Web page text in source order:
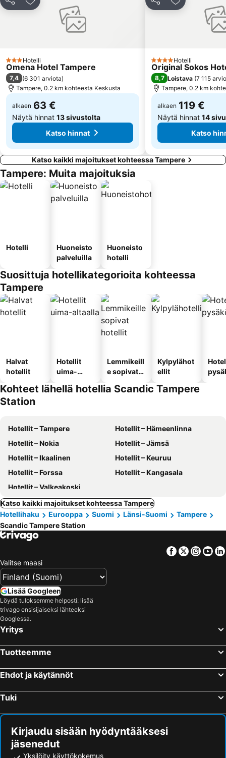
GARDEN AND HOBBY
Euromining
ASTA-CONSTRUCTOR
Jaa Lisää suosikkeihin
3 Tähtiluokitus
Hotelli
Omena Hotel Tampere
7,4 (6 301 arviota)
Tampere, 0.2 km kohteesta Keskusta
alkaen 63 €
Näytä hinnat 13 sivustolta
Katso hinnat
Jaa Lisää
4 Tähtiluokitus
Hotelli
Original Sokos
8,7 Loistava (7 115
Tampere, 0.2 km
alkaen 119 €
Näytä hinnat 14
Katso
Katso kaikki majoitukset kohteessa Tampere
Tampere: Muita majoituksia
Hotelli
Huoneisto
palveluilla
Huoneisto
hotelli
Suosittuja hotellikategorioita kohteessa
Tampere
Halvat
hotellit
Hotellit
uima-
Lemmikeill
e sopivat
Kylpylähot
ellit
Kohteet lähellä hotellia Scandic Tampere
Station
Hotellit – Tampere
Hotellit – Hämeenlinna
Hotellit – Nokia
Hotellit – Jämsä
Hotellit – Ikaalinen
Hotellit – Keuruu
Hotellit – Forssa
Hotellit – Kangasala
Hotellit – Valkeakoski
Katso kaikki majoitukset kohteessa Tampere
Hotellihaku
Eurooppa Suomi Länsi-Suomi
Tampere
Scandic Tampere Station
Facebook
Twitter
Valitse maasi
Lisää Googleen
Löydä tuloksemme helposti: lisää
trivago ensisijaiseksi lähteeksi
Googlessa.
Yritys
Tuotteemme
Ehdot ja käytännöt
Tuki
Kirjaudu sisään hyödyntääksesi
jäsenedut
Yksilöity käyttökokemus